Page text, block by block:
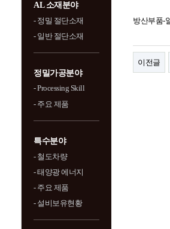
AL 소재분야
- 정밀 절단소재
- 일반 절단소재
정밀가공분야
- Processing Skill
- 주요 제품
특수분야
- 철도차량
- 태양광 에너지
- 주요 제품
- 설비보유현황
방산부품-
이전글